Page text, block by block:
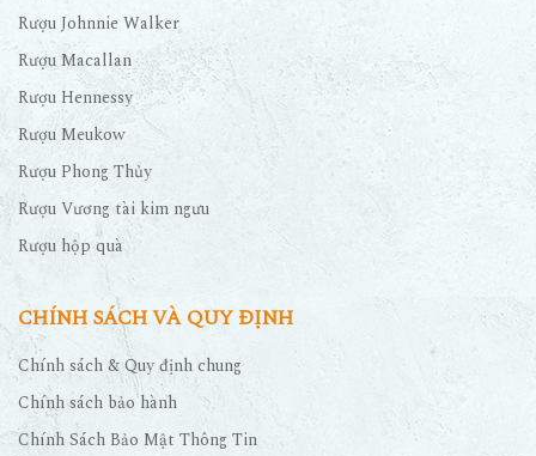
Rượu Johnnie Walker
Rượu Macallan
Rượu Hennessy
Rượu Meukow
Rượu Phong Thủy
Rượu Vương tài kim ngưu
Rượu hộp quà
CHÍNH SÁCH VÀ QUY ĐỊNH
Chính sách & Quy định chung
Chính sách bảo hành
Chính Sách Bảo Mật Thông Tin